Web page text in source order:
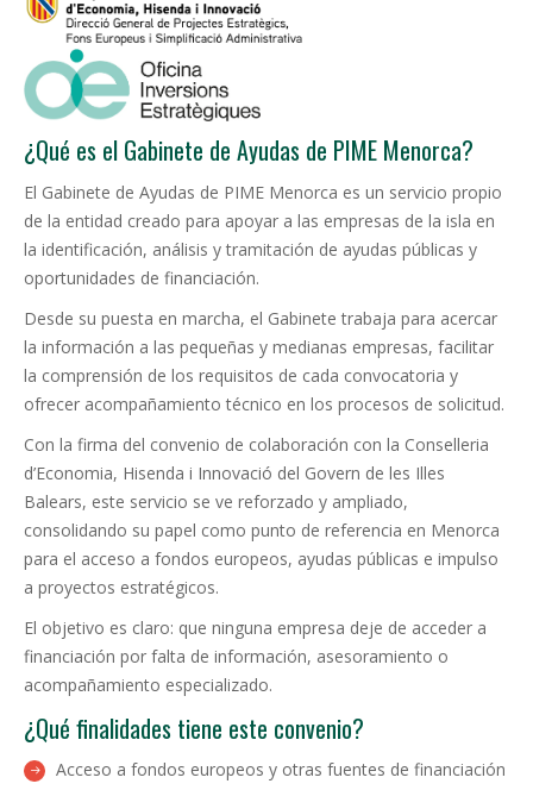
¿Qué es el Gabinete de Ayudas de PIME Menorca?
El Gabinete de Ayudas de PIME Menorca es un servicio propio
de la entidad creado para apoyar a las empresas de la isla en
la identificación, análisis y tramitación de ayudas públicas y
oportunidades de financiación.
Desde su puesta en marcha, el Gabinete trabaja para acercar
la información a las pequeñas y medianas empresas, facilitar
la comprensión de los requisitos de cada convocatoria y
ofrecer acompañamiento técnico en los procesos de solicitud.
Con la firma del convenio de colaboración con la Conselleria
d’Economia, Hisenda i Innovació del Govern de les Illes
Balears, este servicio se ve reforzado y ampliado,
consolidando su papel como punto de referencia en Menorca
para el acceso a fondos europeos, ayudas públicas e impulso
a proyectos estratégicos.
El objetivo es claro: que ninguna empresa deje de acceder a
financiación por falta de información, asesoramiento o
acompañamiento especializado.
¿Qué finalidades tiene este convenio?
Acceso a fondos europeos y otras fuentes de financiación